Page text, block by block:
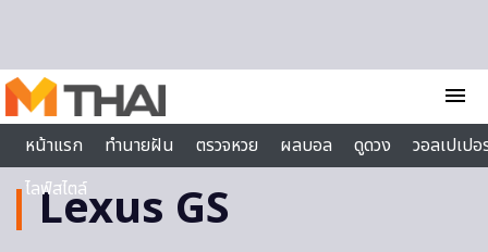
menu
หน้าแรก
ทำนายฝัน ตรวจหวย ผลบอล ดูดวง
วอลเปเป
ไลฟ์สไตล์
Lexus GS